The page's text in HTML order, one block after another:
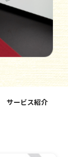
サービス紹介